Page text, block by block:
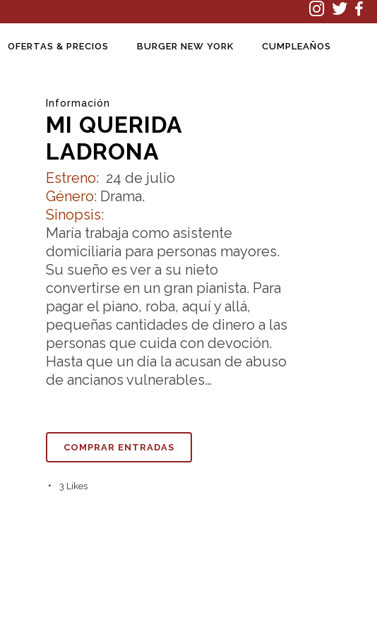
OFERTAS & PRECIOS BURGER NEW YORK CUMPLEAÑOS
Información
MI QUERIDA
LADRONA
Estreno: 24 de julio
Género: Drama.
Sinopsis:
María trabaja como asistente
domiciliaria para personas mayores.
Su sueño es ver a su nieto
convertirse en un gran pianista. Para
pagar el piano, roba, aquí y allá,
pequeñas cantidades de dinero a las
personas que cuida con devoción.
Hasta que un día la acusan de abuso
de ancianos vulnerables…
COMPRAR ENTRADAS
3 Likes